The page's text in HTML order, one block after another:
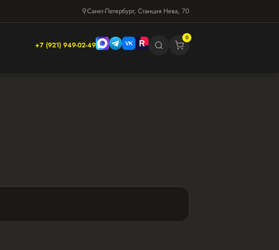
⚲Санкт-Петербург, Станция Нева, 70
+7 (921) 949-02-49
0